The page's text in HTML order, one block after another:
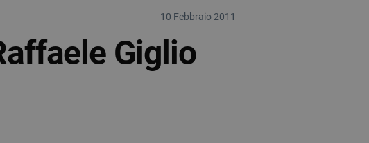
10 Febbraio 2011
Giglio